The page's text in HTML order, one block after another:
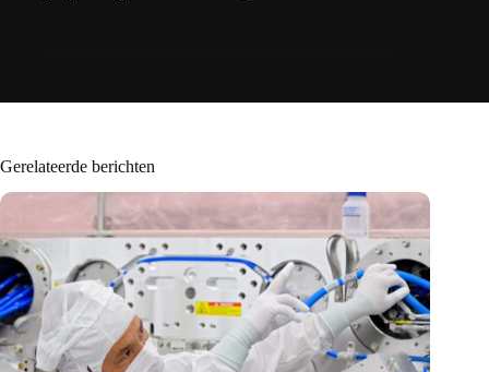
Gerelateerde berichten